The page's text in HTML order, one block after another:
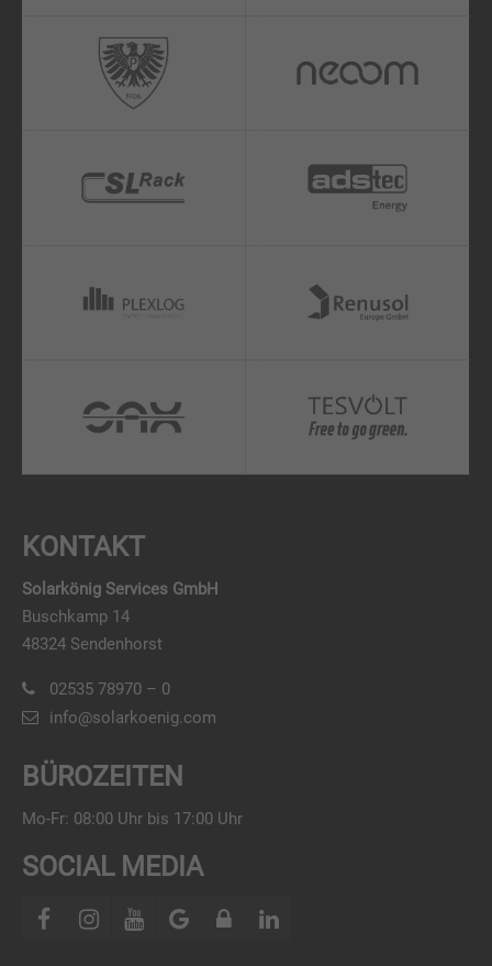
KONTAKT
Solarkönig Services GmbH
Buschkamp 14
48324 Sendenhorst
02535 78970 – 0
info@solarkoenig.com
BÜROZEITEN
Mo-Fr: 08:00 Uhr bis 17:00 Uhr
SOCIAL MEDIA